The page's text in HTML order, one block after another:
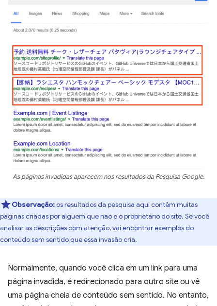
As páginas invadidas aparecem nos resultados da Pesquisa Google.
Observação:os resultados da pesquisa aqui contêm muitas
páginas criadas por alguém que não é o proprietário do site. Se você
analisar as descrições com atenção, vai encontrar exemplos do
conteúdo sem sentido que essa invasão cria.
Normalmente, quando você clica em um link para uma
página invadida, é redirecionado para outro site ou vê
uma página cheia de conteúdo sem sentido. No entanto,